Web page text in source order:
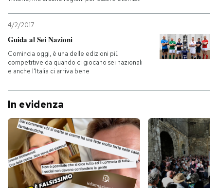
4/2/2017
Guida al Sei Nazioni
Comincia oggi, è una delle edizioni più
competitive da quando ci giocano sei nazionali
e anche l'Italia ci arriva bene
In evidenza